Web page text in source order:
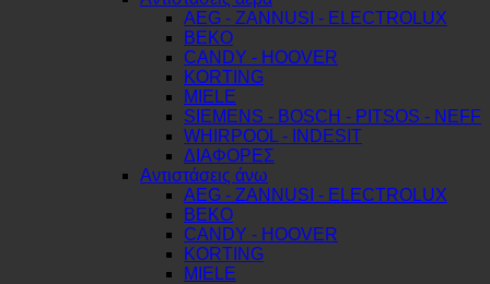
AEG - ZANNUSI - ELECTROLUX
BEKO
CANDY - HOOVER
KORTING
MIELE
SIEMENS - BOSCH - PITSOS - NEFF
WHIRPOOL - INDESIT
ΔΙΑΦΟΡΕΣ
Αντιστάσεις άνω
AEG - ZANNUSI - ELECTROLUX
BEKO
CANDY - HOOVER
KORTING
MIELE